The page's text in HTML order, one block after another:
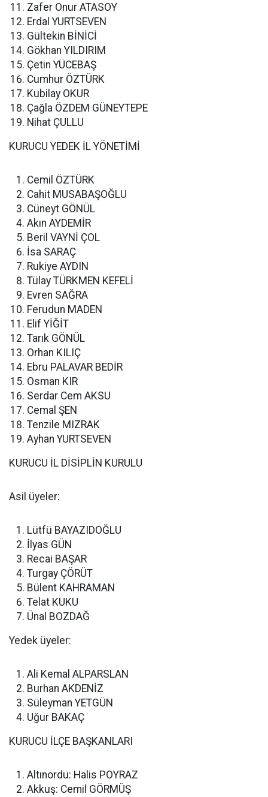
Zafer Onur ATASOY
Erdal YURTSEVEN
Gültekin BİNİCİ
Gökhan YILDIRIM
Çetin YÜCEBAŞ
Cumhur ÖZTÜRK
Kubilay OKUR
Çağla ÖZDEM GÜNEYTEPE
Nihat ÇULLU
KURUCU YEDEK İL YÖNETİMİ
Cemil ÖZTÜRK
Cahit MUSABAŞOĞLU
Cüneyt GÖNÜL
Akın AYDEMİR
Beril VAYNİ ÇOL
İsa SARAÇ
Rukiye AYDIN
Tülay TÜRKMEN KEFELİ
Evren SAĞRA
Ferudun MADEN
Elif YİĞİT
Tarık GÖNÜL
Orhan KILIÇ
Ebru PALAVAR BEDİR
Osman KIR
Serdar Cem AKSU
Cemal ŞEN
Tenzile MIZRAK
Ayhan YURTSEVEN
KURUCU İL DİSİPLİN KURULU
Asil üyeler:
Lütfü BAYAZIDOĞLU
İlyas GÜN
Recai BAŞAR
Turgay ÇÖRÜT
Bülent KAHRAMAN
Telat KUKU
Ünal BOZDAĞ
Yedek üyeler:
Ali Kemal ALPARSLAN
Burhan AKDENİZ
Süleyman YETGÜN
Uğur BAKAÇ
KURUCU İLÇE BAŞKANLARI
Altınordu: Halis POYRAZ
Akkuş: Cemil GÖRMÜŞ